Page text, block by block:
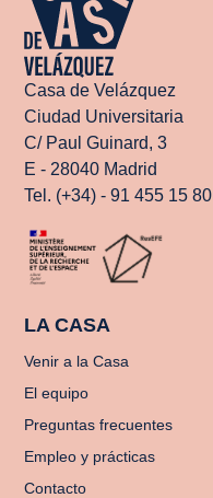
Casa de Velázquez
Ciudad Universitaria
C/ Paul Guinard, 3
E - 28040 Madrid
Tel. (+34) - 91 455 15 80
LA CASA
Venir a la Casa
El equipo
Preguntas frecuentes
Empleo y prácticas
Contacto